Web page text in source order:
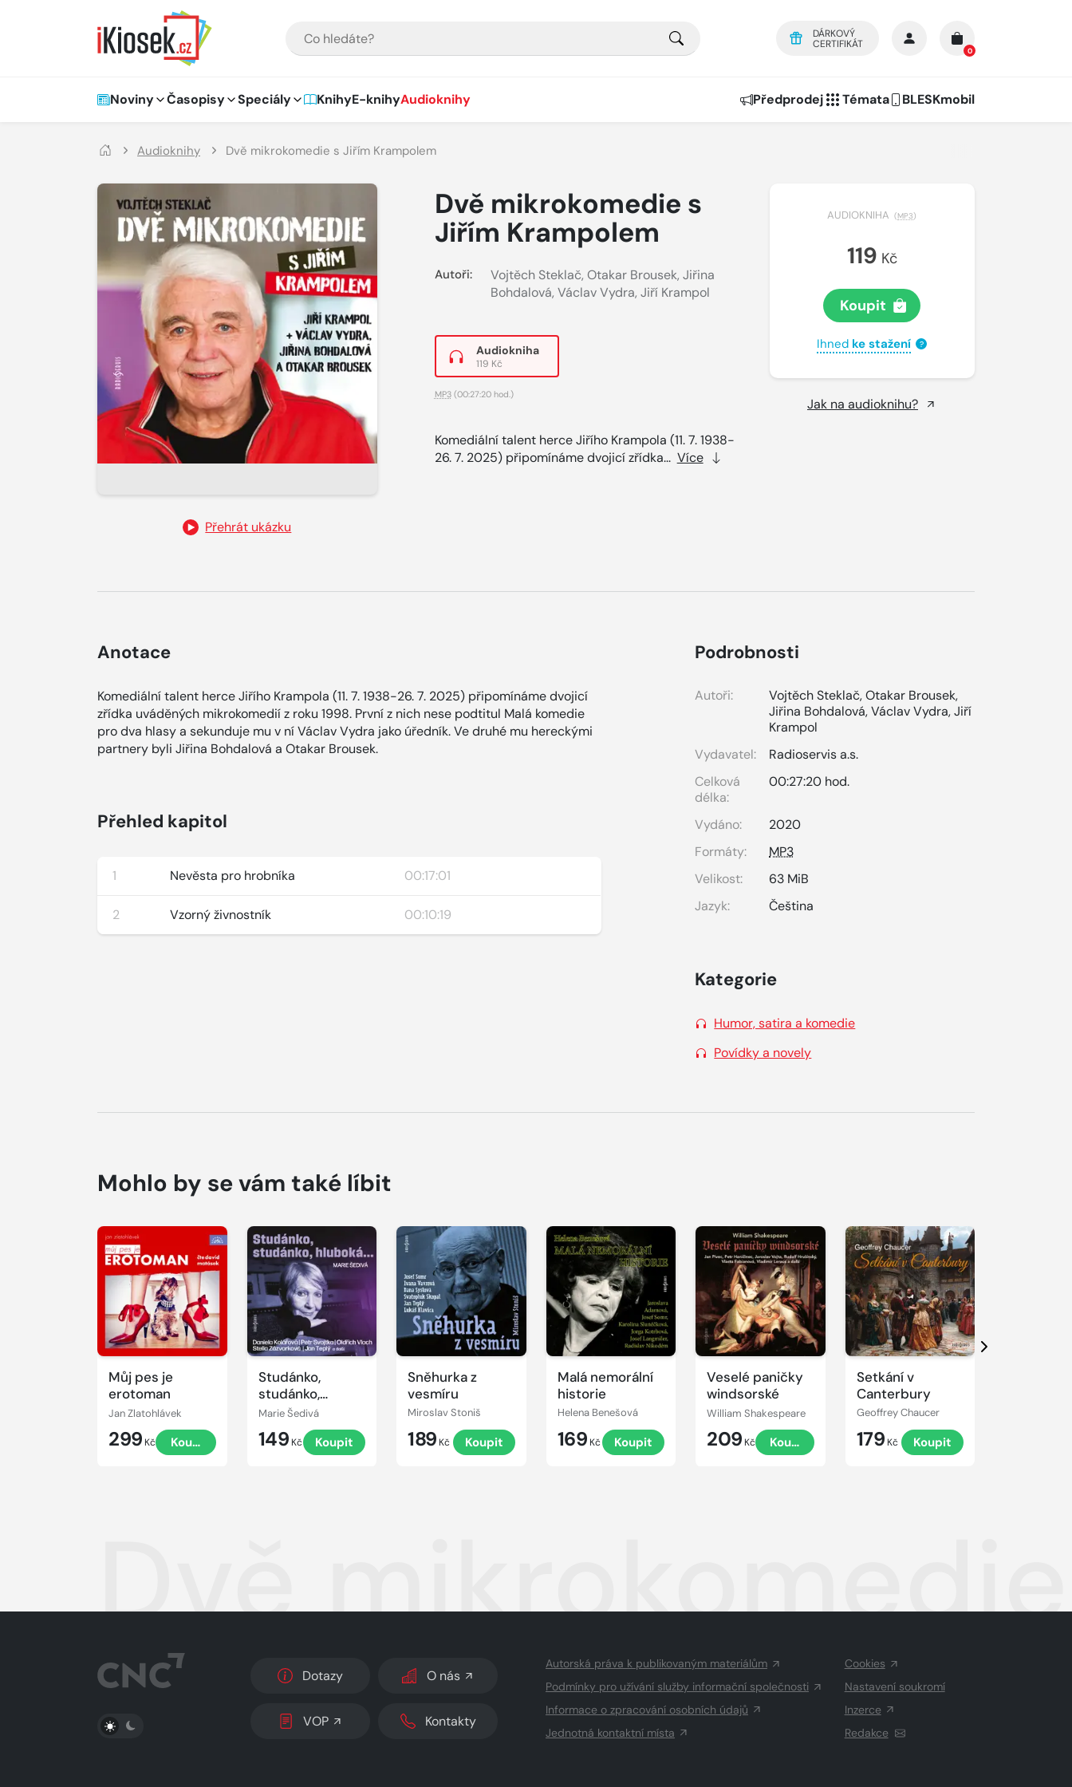
DÁRKOVÝ
CERTIFIKÁT
0
Hlavní navigace
Noviny Časopisy Speciály KnihyE-knihyAudioknihy Předprodej Témata BLESKmobil
Audioknihy Dvě mikrokomedie s Jiřím Krampolem
Přehrát ukázku
Dvě mikrokomedie s
Jiřím Krampolem
Autoři: Vojtěch Steklač, Otakar Brousek, Jiřina
Bohdalová, Václav Vydra, Jiří Krampol
Audiokniha
119 Kč
MP3(00:27:20 hod.)
Komediální talent herce Jiřího Krampola (11. 7. 1938-
26. 7. 2025) připomínáme dvojicí zřídka... Více
AUDIOKNIHA (MP3)
119 Kč
Koupit
Ihned ke stažení ?
Jak na audioknihu?
Anotace
Komediální talent herce Jiřího Krampola (11. 7. 1938-26. 7. 2025) připomínáme dvojicí
zřídka uváděných mikrokomedií z roku 1998. První z nich nese podtitul Malá komedie
pro dva hlasy a sekunduje mu v ní Václav Vydra jako úředník. Ve druhé mu hereckými
partnery byli Jiřina Bohdalová a Otakar Brousek.
Přehled kapitol
1 Nevěsta pro hrobníka 00:17:01
2 Vzorný živnostník 00:10:19
Podrobnosti
Autoři: Vojtěch Steklač,Otakar Brousek,
Jiřina Bohdalová,Václav Vydra,Jiří
Krampol
Vydavatel:
Radioservis a.s.
Celková
délka:
00:27:20 hod.
Vydáno:
2020
Formáty:
MP3
Velikost:
63 MiB
Jazyk:
Čeština
Kategorie
Humor, satira a komedie
Povídky a novely
Mohlo by se vám také líbit
Můj pes je
erotoman
Jan Zlatohlávek
299 Kč Koupit
Přehrát
ukázku
Studánko,
studánko,
hluboká...
Marie Šedivá
149 Kč Koupit
Přehrát
ukázku
Sněhurka z
vesmíru
Miroslav Stoniš
189 Kč Koupit
Přehrát
ukázku
Malá nemorální
historie
Helena Benešová
169 Kč Koupit
Přehrát
ukázku
Veselé paničky
windsorské
William Shakespeare
209 Kč Koupit
Přehrát
ukázku
Setkání v
Canterbury
Geoffrey Chaucer
179 Kč Koupit
Přehrát
ukázku
Další
Dvě
PŘEPNOUT SVĚTLÝ/TMAVÝ REŽIM
Dotazy O nás
VOP Kontakty
Autorská práva k publikovaným materiálům
Podmínky pro užívání služby informační společnosti
Informace o zpracování osobních údajů
Jednotná kontaktní místa
Cookies
Nastavení soukromí
Inzerce
Redakce